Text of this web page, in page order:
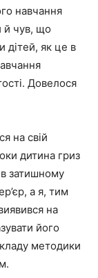
навчання
й чув, що
дітей, як це в
Довелося
на свій
дитина гриз
в затишному
а я, тим
на
його
методики